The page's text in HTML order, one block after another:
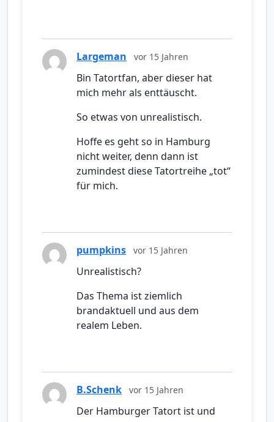
Largeman vor 15 Jahren
Bin Tatortfan, aber dieser hat
mich mehr als enttäuscht.
So etwas von unrealistisch.
Hoffe es geht so in Hamburg
nicht weiter, denn dann ist
zumindest diese Tatortreihe „tot“
für mich.
pumpkins vor 15 Jahren
Unrealistisch?
Das Thema ist ziemlich
brandaktuell und aus dem
realem Leben.
B.Schenk vor 15 Jahren
Der Hamburger Tatort ist und